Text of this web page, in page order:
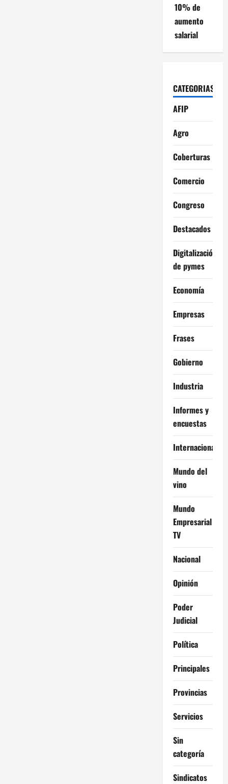
10% de
aumento
salarial
CATEGORIAS
AFIP
Agro
Coberturas
Comercio
Congreso
Destacados
Digitalización
de pymes
Economía
Empresas
Frases
Gobierno
Industria
Informes y
encuestas
Internacional
Mundo del
vino
Mundo
Empresarial
TV
Nacional
Opinión
Poder
Judicial
Política
Principales
Provincias
Servicios
Sin
categoría
Sindicatos